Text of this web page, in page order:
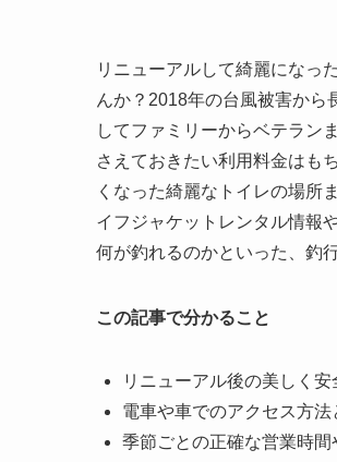
リニューアルして綺麗になった
んか？2018年の台風被害から
してファミリーからベテラン
さえておきたい利用料金はも
くなった綺麗なトイレの場所
イフジャケットレンタル情報
何が釣れるのかといった、釣
この記事で分かること
リニューアル後の美しく
電車や車でのアクセス方
季節ごとの正確な営業時